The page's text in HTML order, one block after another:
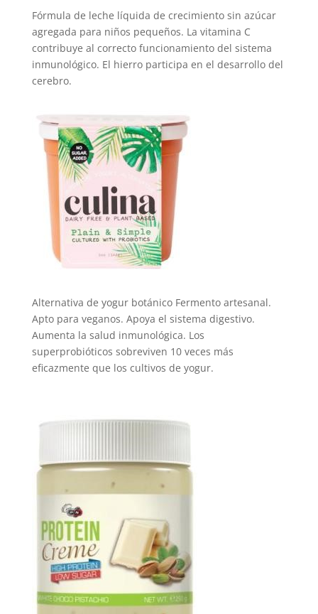
Fórmula de leche líquida de crecimiento sin azúcar
agregada para niños pequeños. La vitamina C
contribuye al correcto funcionamiento del sistema
inmunológico. El hierro participa en el desarrollo del
cerebro.
Alternativa de yogur botánico Fermento artesanal.
Apto para veganos. Apoya el sistema digestivo.
Aumenta la salud inmunológica. Los
superprobióticos sobreviven 10 veces más
eficazmente que los cultivos de yogur.